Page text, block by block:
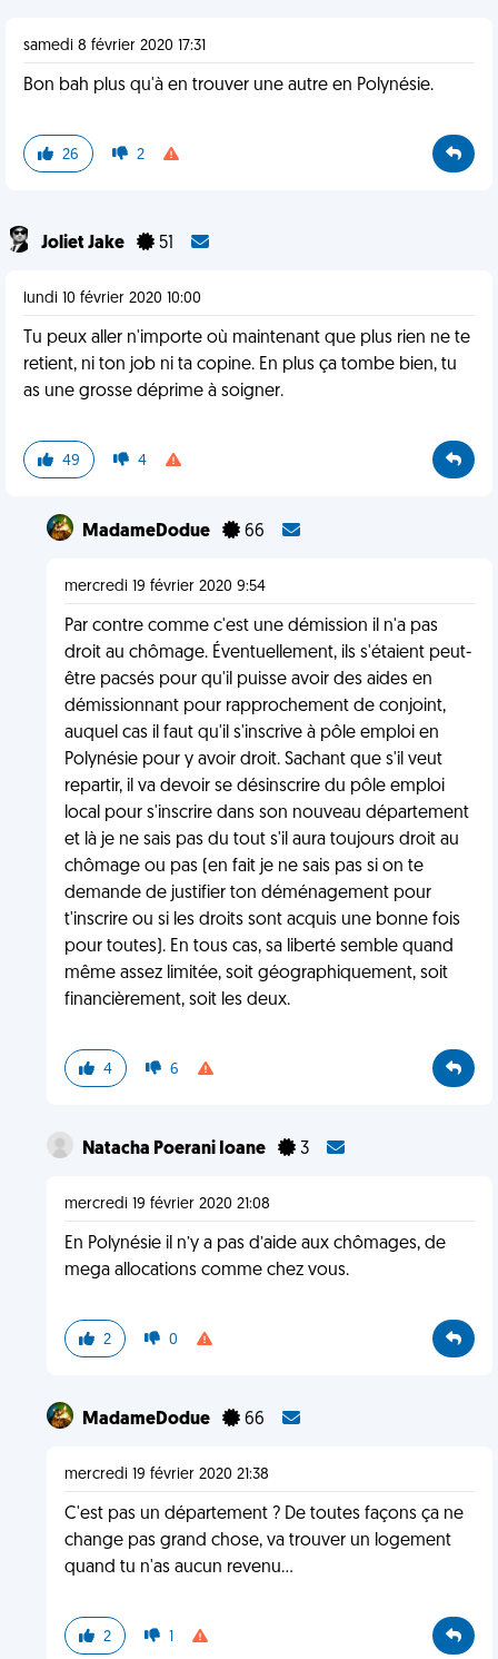
samedi 8 février 2020 17:31
Bon bah plus qu'à en trouver une autre en Polynésie.
26 2
Joliet Jake 51
lundi 10 février 2020 10:00
Tu peux aller n'importe où maintenant que plus rien ne te
retient, ni ton job ni ta copine. En plus ça tombe bien, tu
as une grosse déprime à soigner.
49 4
MadameDodue 66
mercredi 19 février 2020 9:54
Par contre comme c'est une démission il n'a pas
droit au chômage. Éventuellement, ils s'étaient peut-
être pacsés pour qu'il puisse avoir des aides en
démissionnant pour rapprochement de conjoint,
auquel cas il faut qu'il s'inscrive à pôle emploi en
Polynésie pour y avoir droit. Sachant que s'il veut
repartir, il va devoir se désinscrire du pôle emploi
local pour s'inscrire dans son nouveau département
et là je ne sais pas du tout s'il aura toujours droit au
chômage ou pas (en fait je ne sais pas si on te
demande de justifier ton déménagement pour
t'inscrire ou si les droits sont acquis une bonne fois
pour toutes). En tous cas, sa liberté semble quand
même assez limitée, soit géographiquement, soit
financièrement, soit les deux.
4 6
Natacha Poerani Ioane 3
mercredi 19 février 2020 21:08
En Polynésie il n’y a pas d’aide aux chômages, de
mega allocations comme chez vous.
2 0
MadameDodue 66
mercredi 19 février 2020 21:38
C'est pas un département ? De toutes façons ça ne
change pas grand chose, va trouver un logement
quand tu n'as aucun revenu...
2 1